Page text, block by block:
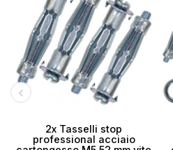
2x Tasselli stop
professional acciaio